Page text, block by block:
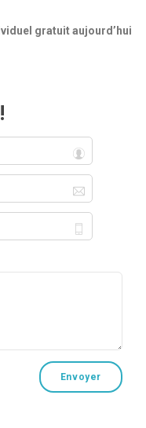
gratuit aujourd’hui